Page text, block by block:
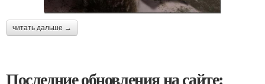
читать дальше →
Последние обновления на сайте: